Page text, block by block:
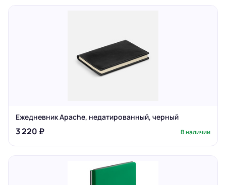
Ежедневник Apache, недатированный, черный
3 220 ₽ В наличии